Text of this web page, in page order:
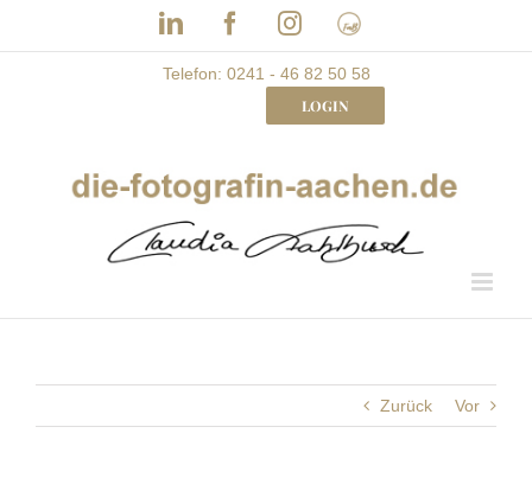
LinkedInFacebookInstagram
Frau
mit
Bizz
Telefon: 0241 - 46 82 50 58
LOGIN
Zurück Vor